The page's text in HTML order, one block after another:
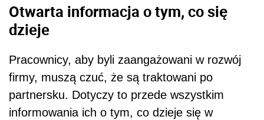
Otwarta informacja o tym, co się
dzieje
Pracownicy, aby byli zaangażowani w rozwój
firmy, muszą czuć, że są traktowani po
partnersku. Dotyczy to przede wszystkim
informowania ich o tym, co dzieje się w